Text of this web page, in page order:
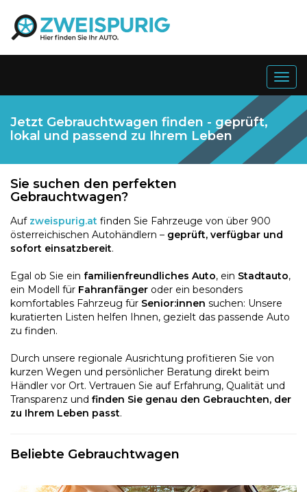
Jetzt Gebrauchtwagen finden - geprüft,
lokal und passend zu Ihrem Leben
Sie suchen den perfekten
Gebrauchtwagen?
Auf zweispurig.at finden Sie Fahrzeuge von über 900
österreichischen Autohändlern – geprüft, verfügbar und
sofort einsatzbereit.
Egal ob Sie ein familienfreundliches Auto, ein Stadtauto,
ein Modell für Fahranfänger oder ein besonders
komfortables Fahrzeug für Senior:innen suchen: Unsere
kuratierten Listen helfen Ihnen, gezielt das passende Auto
zu finden.
Durch unsere regionale Ausrichtung profitieren Sie von
kurzen Wegen und persönlicher Beratung direkt beim
Händler vor Ort. Vertrauen Sie auf Erfahrung, Qualität und
Transparenz und finden Sie genau den Gebrauchten, der
zu Ihrem Leben passt.
Beliebte Gebrauchtwagen